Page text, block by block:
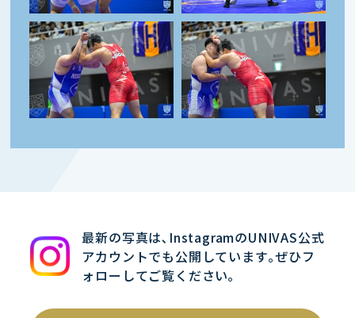
最新の写真は､InstagramのUNIVAS公式
アカウントでも公開しています｡ぜひフ
ォローしてご覧ください｡